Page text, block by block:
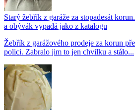
Starý žebřík z garáže za stopadesát
a obývák vypadá jako z katalogu
Žebřík z garážového prodeje za korun
polici. Zabralo jim to jen chvilku a stálo...